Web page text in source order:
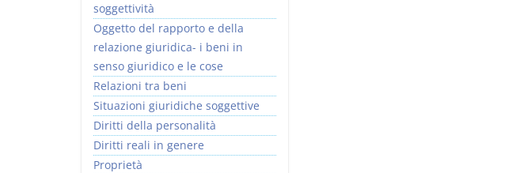
soggettività
Oggetto del rapporto e della
relazione giuridica- i beni in
senso giuridico e le cose
Relazioni tra beni
Situazioni giuridiche soggettive
Diritti della personalità
Diritti reali in genere
Proprietà
Usufrutto Uso e
Versione ebook€ 4,19
Prescrizione e
decadenza
Versione ebook
(iva incl.)